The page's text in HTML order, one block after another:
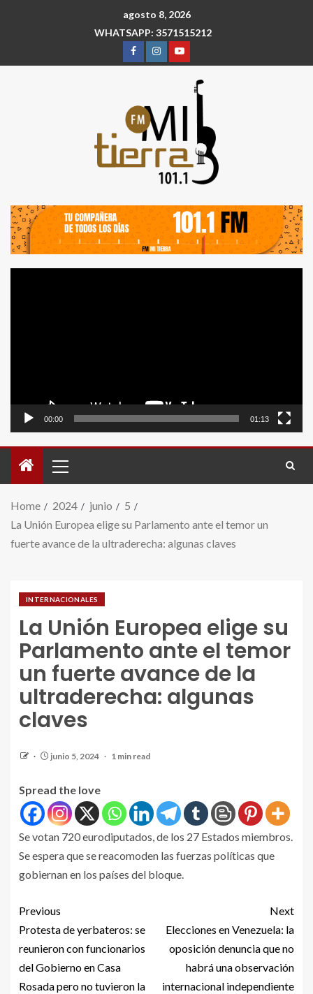
agosto 8, 2026
WHATSAPP: 3571515212
00:00 01:13
Home 2024 junio
5
La Unión Europea elige su Parlamento ante el temor un
fuerte avance de la ultraderecha: algunas claves
INTERNACIONALES
La Unión Europea elige su
Parlamento ante el temor
un fuerte avance de la
ultraderecha: algunas
claves
junio 5, 2024 1 min read
Spread the love
Se votan 720 eurodiputados, de los 27 Estados miembros.
Se espera que se reacomoden las fuerzas políticas que
gobiernan en los países del bloque.
Previous
Protesta de yerbateros: se
reunieron con funcionarios
del Gobierno en Casa
Rosada pero no tuvieron la
Next
Elecciones en Venezuela: la
oposición denuncia que no
habrá una observación
internacional independiente